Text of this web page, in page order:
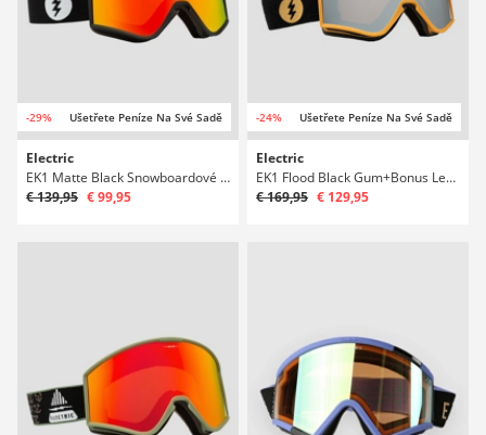
-29% Ušetřete Peníze Na Své Sadě
Electric
EK1 Matte Black Snowboardové brýle
€ 139,95 € 99,95
-24% Ušetřete Peníze Na Své Sadě
Electric
EK1 Flood Black Gum+Bonus Lens Snowboardové brýle
€ 169,95 € 129,95